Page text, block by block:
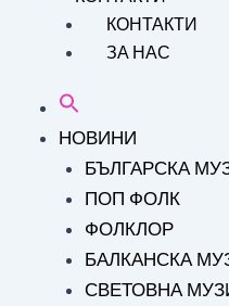
КОНТАКТИ
ЗА НАС
НОВИНИ
БЪЛГАРСКА
ПОП ФОЛК
ФОЛКЛОР
БАЛКАНСКА
СВЕТОВНА